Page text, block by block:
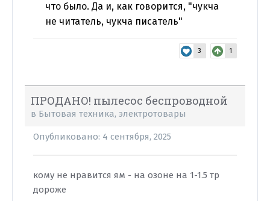
что было. Да и, как говорится, "чукча
не читатель, чукча писатель"
3 1
ПРОДАНО! пылесос беспроводной
в Бытовая техника, электротовары
Опубликовано: 4 сентября, 2025
кому не нравится ям - на озоне на 1-1.5 тр
дороже